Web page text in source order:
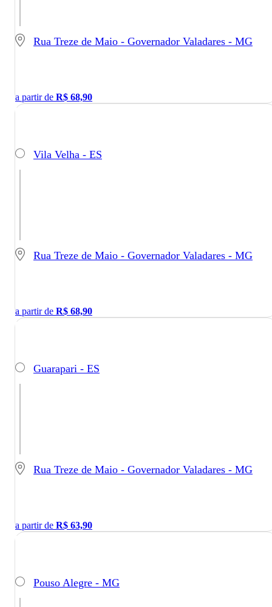
Rua Treze de Maio - Governador Valadares - MG
a partir de R$ 68,90
Vila Velha - ES
Rua Treze de Maio - Governador Valadares - MG
a partir de R$ 68,90
Guarapari - ES
Rua Treze de Maio - Governador Valadares - MG
a partir de R$ 63,90
Pouso Alegre - MG